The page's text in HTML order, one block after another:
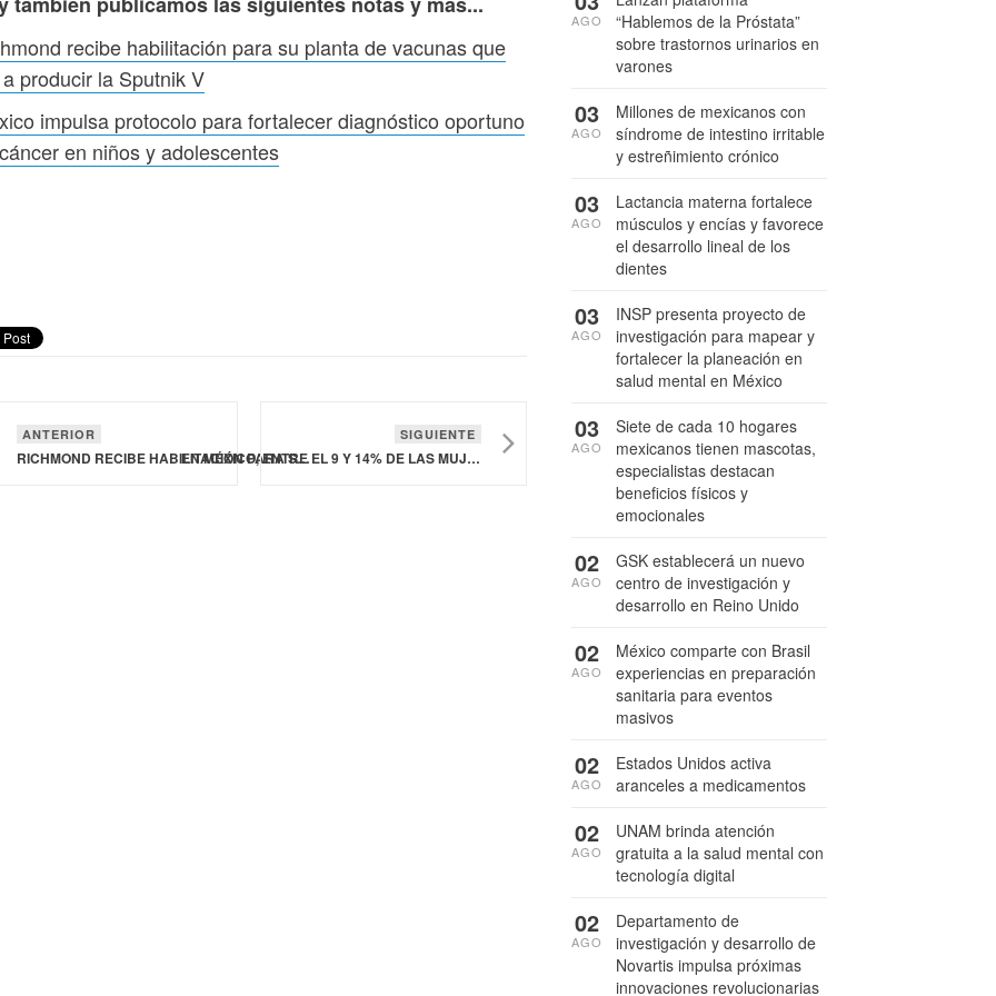
recibe habilitación para su planta de vacunas que
producir la Sputnik V
impulsa protocolo para fortalecer diagnóstico oportuno
en niños y adolescentes
ANTERIOR
RICHMOND RECIBE HABILITACIÓN PARA SU PLANTA DE VACUNAS QUE IBA A PRODUCIR LA SPUTNIK V
SIGUIENTE
EN MÉXICO, ENTRE EL 9 Y 14% DE LAS MUJERES PRESENTAN DEPRESIÓN DURANTE EL EMBARAZO
“Hablemos de la Próstata”
sobre trastornos urinarios en
varones
AGO
Millones de mexicanos con
síndrome de intestino irritable
y estreñimiento crónico
03
AGO
Lactancia materna fortalece
músculos y encías y favorece
el desarrollo lineal de los
dientes
03
AGO
INSP presenta proyecto de
investigación para mapear y
fortalecer la planeación en
salud mental en México
03
AGO
Siete de cada 10 hogares
mexicanos tienen mascotas,
especialistas destacan
beneficios físicos y
emocionales
03
AGO
GSK establecerá un nuevo
centro de investigación y
desarrollo en Reino Unido
02
AGO
México comparte con Brasil
experiencias en preparación
sanitaria para eventos
masivos
02
AGO
Estados Unidos activa
aranceles a medicamentos
02
AGO
UNAM brinda atención
gratuita a la salud mental con
tecnología digital
02
AGO
Departamento de
investigación y desarrollo de
Novartis impulsa próximas
innovaciones revolucionarias
02
AGO